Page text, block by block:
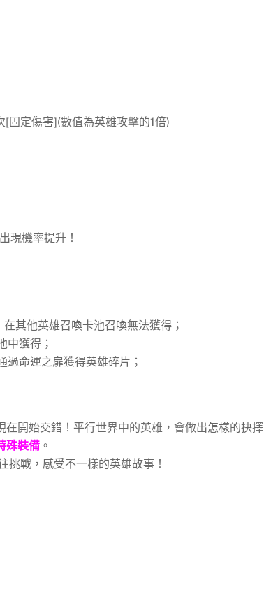
[固定傷害](數值為英雄攻擊的1倍)
現機率提升！
其他英雄召喚卡池召喚無法獲得；
中獲得；
命運之扉獲得英雄碎片；
開始交錯！平行世界中的英雄，會做出怎樣的抉擇
殊裝備 。
挑戰，感受不一樣的英雄故事！